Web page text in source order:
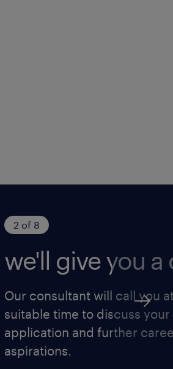
:
offres
2 of 8
we'll give you a
Our consultant will call you
suitable time to discuss your
application and further
aspirations.